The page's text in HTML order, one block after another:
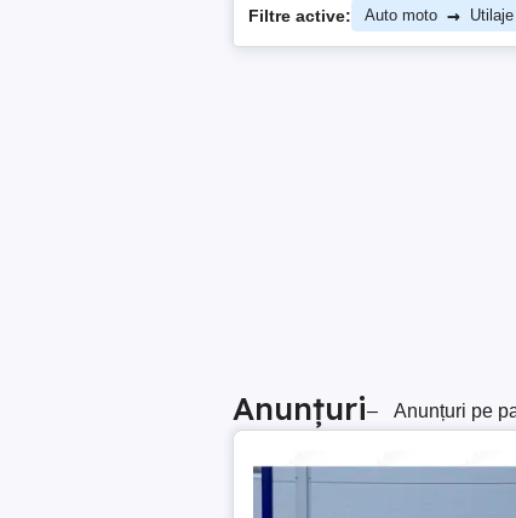
Filtre active: Auto moto → Utilaje
Anunțuri– Anunțuri pe